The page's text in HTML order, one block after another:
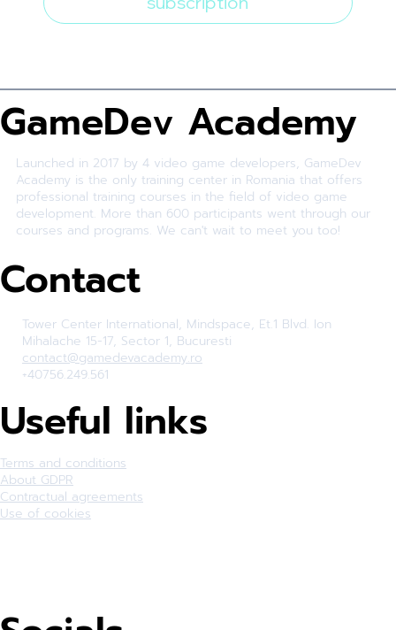
GameDev Academy
Contact
Useful links
Terms and conditions
About GDPR
Contractual agreements
Use of cookies
Tower Center International, Mindspace, Et.1 Blvd. Ion
Mihalache 15-17, Sector 1, Bucuresti
contact@gamedevacademy.ro
+40756.249.561
Launched in 2017 by 4 video game developers, GameDev
Academy is the only training center in Romania that offers
professional training courses in the field of video game
development. More than 600 participants went through our
courses and programs. We can't wait to meet you too!